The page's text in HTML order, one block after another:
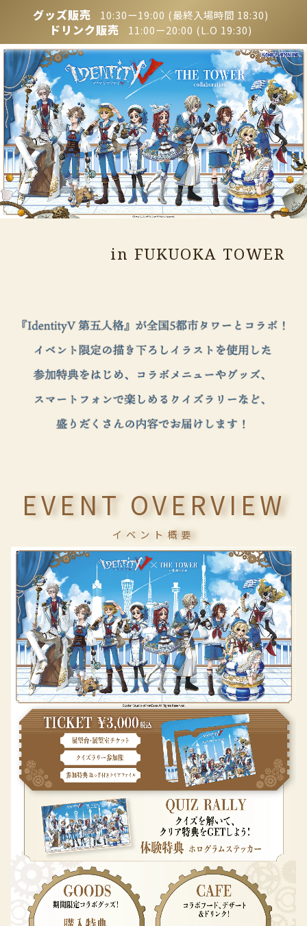
グッズ販売 10:30ー19:00 (最終入場時間 18:30)
ドリンク販売 11:00ー20:00 (L.O 19:30)
in FUKUOKA TOWER
EVENT OVERVIEW
イベント概要